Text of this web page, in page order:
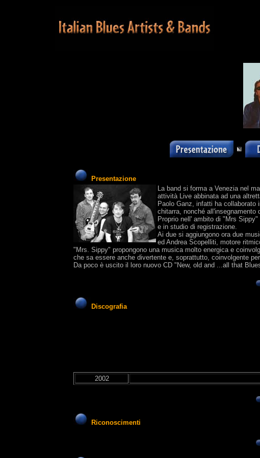
Presentazione
La band si forma a Venezia nel
attività Live abbinata ad una
Paolo Ganz, infatti ha
chitarra, nonché all'insegnamento
Proprio nell' ambito di "Mrs
e in studio di registrazione.
Ai due si aggiungono ora due
ed Andrea Scopelliti, motore
"Mrs. Sippy" propongono una musica molto energica e
che sa essere anche divertente e, soprattutto, coinvolgente
Da poco è uscito il loro nuovo CD "New, old and ...all that
Discografia
2002
Riconoscimenti